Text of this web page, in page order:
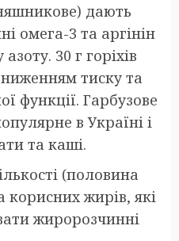
дають
омега-3 та аргінін
30 г горіхів
тиску та
функції. Гарбузове
в Україні і
та каші.
(половина
корисних жирів, які
жиророзчинні